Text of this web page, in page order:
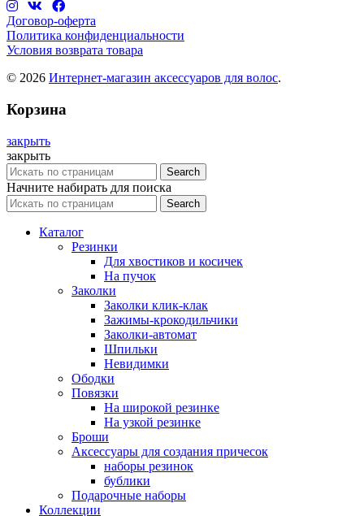
Договор-оферта
Политика конфиденциальности
Условия возврата товара
© 2026 Интернет-магазин аксессуаров для волос.
Корзина
закрыть
закрыть
Search
Начните набирать для поиска
Search
Каталог
Резинки
Для хвостиков и косичек
На пучок
Заколки
Заколки клик-клак
Зажимы-крокодильчики
Заколки-автомат
Шпильки
Невидимки
Ободки
Повязки
На широкой резинке
На узкой резинке
Броши
Аксессуары для создания причесок
наборы резинок
бублики
Подарочные наборы
Коллекции